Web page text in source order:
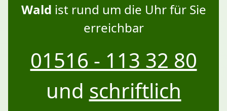
Wald ist rund um die Uhr für Sie
erreichbar
01516 - 113 32 80
und schriftlich